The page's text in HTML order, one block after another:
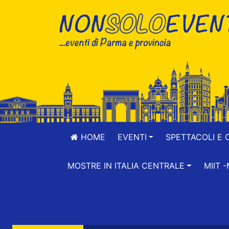
HOME EVENTI SPETTACOLI E
MOSTRE IN ITALIA CENTRALE MIIT -